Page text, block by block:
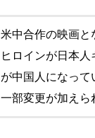
米中合作の映画と
ヒロインが日本
が中国人になって
一部変更が加えら